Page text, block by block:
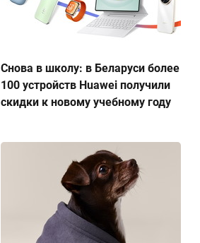
Снова в школу: в Беларуси более
100 устройств Huawei получили
скидки к новому учебному году